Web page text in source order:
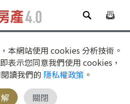
本網站使用 cookies 分析技術。
表示您同意我們使用 cookies，
讀我們的 隱私權政策 。
關閉